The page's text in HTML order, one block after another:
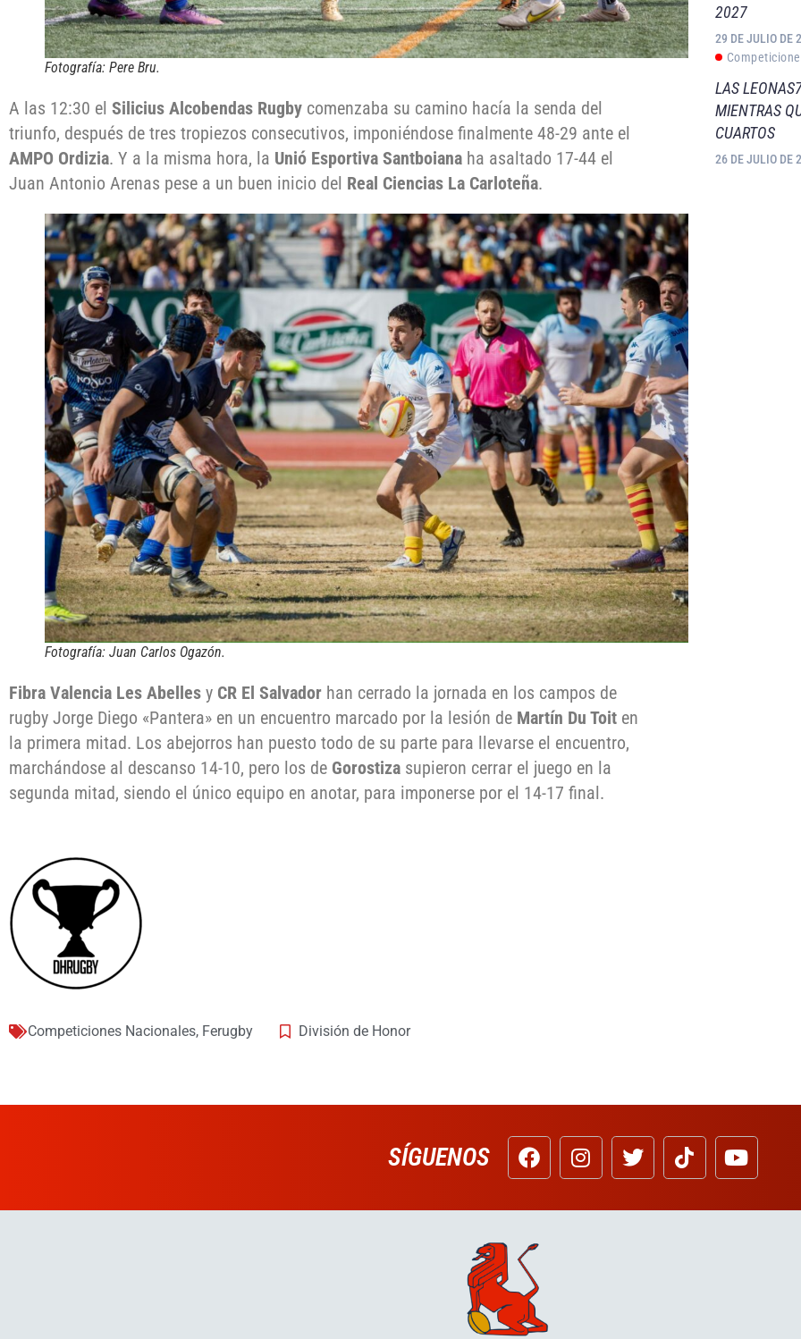
Fotografía: Pere Bru.
A las 12:30 el Silicius Alcobendas Rugby comenzaba su camino hacía la senda del
triunfo, después de tres tropiezos consecutivos, imponiéndose finalmente 48-29 ante el
AMPO Ordizia. Y a la misma hora, la Unió Esportiva Santboiana ha asaltado 17-44 el
Juan Antonio Arenas pese a un buen inicio del Real Ciencias La Carloteña.
Fotografía: Juan Carlos Ogazón.
Fibra Valencia Les Abelles y CR El Salvador han cerrado la jornada en los campos de
rugby Jorge Diego «Pantera» en un encuentro marcado por la lesión de Martín Du Toit en
la primera mitad. Los abejorros han puesto todo de su parte para llevarse el encuentro,
marchándose al descanso 14-10, pero los de Gorostiza supieron cerrar el juego en la
segunda mitad, siendo el único equipo en anotar, para imponerse por el 14-17 final.
Competiciones Nacionales, Ferugby División de Honor
2027
29 DE JULIO DE
LAS
MIENTRAS
CUARTOS
26 DE JULIO DE
SÍGUENOS